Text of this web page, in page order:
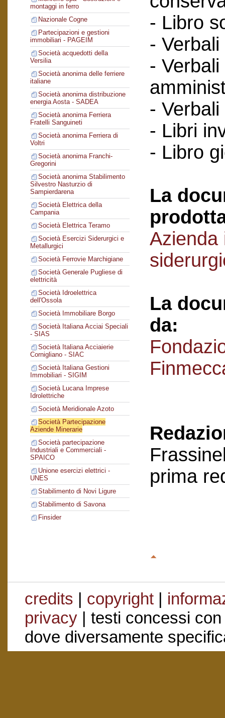
montaggi in ferro
Nazionale Cogne
Partecipazioni e gestioni
immobiliari - PAGEIM
Società acquedotti della
Versilia
Società anonima delle ferriere
italiane
Società anonima distribuzione
energia Aosta - SADEA
Società anonima Ferriera
Fratelli Sanguineti
Società anonima Ferriera di
Voltri
Società anonima Franchi-
Gregorini
Società anonima Stabilimento
Silvestro Nasturzio di
Sampierdarena
Società Elettrica della
Campania
Società Elettrica Teramo
Società Esercizi Siderurgici e
Metallurgici
Società Ferrovie Marchigiane
Società Generale Pugliese di
elettricità
Società Idroelettrica
dell'Ossola
Società Immobiliare Borgo
Società Italiana Acciai Speciali
- SIAS
Società Italiana Acciaierie
Cornigliano - SIAC
Società Italiana Gestioni
Immobiliari - SIGIM
Società Lucana Imprese
Idrolettriche
Società Meridionale Azoto
Società Partecipazione
Aziende Minerarie
Società partecipazione
Industriali e Commerciali -
SPAICO
Unione esercizi elettrici -
UNES
Stabilimento di Novi Ligure
Stabilimento di Savona
Finsider
- Libro
-
-
-
- Libri
- Libro
La
Azienda
La
da:
prima
credits | copyright|
privacy| testi concessi
dove diversamente